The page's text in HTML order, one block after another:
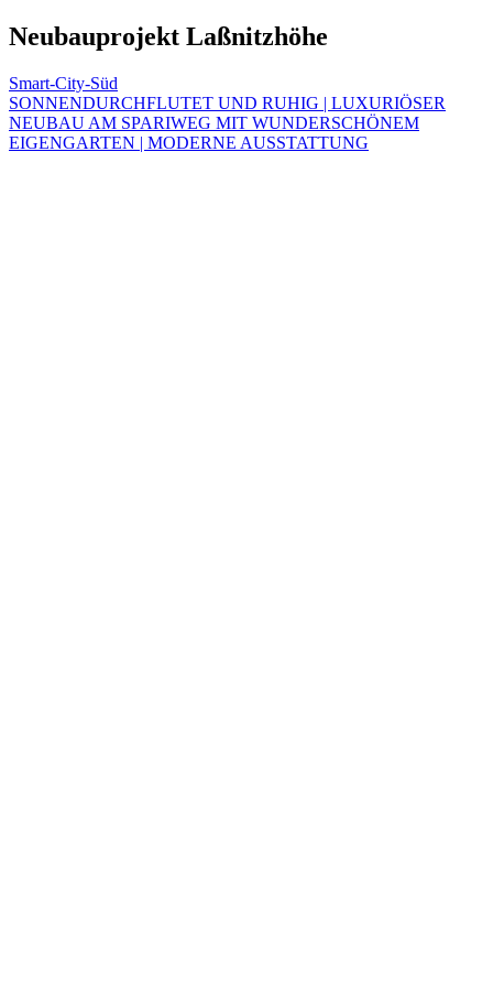
Neubauprojekt Laßnitzhöhe
Beitragsnavigation
Smart-City-Süd
SONNENDURCHFLUTET UND RUHIG | LUXURIÖSER
NEUBAU AM SPARIWEG MIT WUNDERSCHÖNEM
EIGENGARTEN | MODERNE AUSSTATTUNG